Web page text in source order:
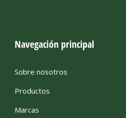
Navegación principal
Sobre nosotros
Productos
Marcas